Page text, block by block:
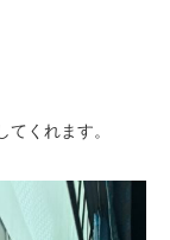
くれます。